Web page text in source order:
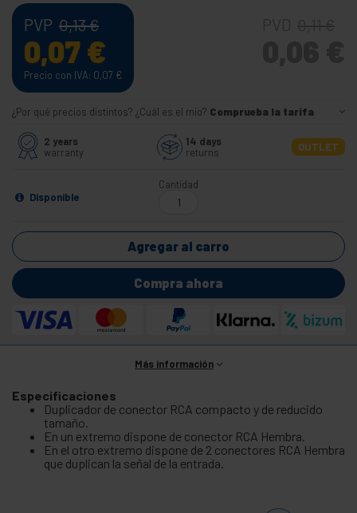
PVP 0,13€
0,07€
Precio con IVA: 0,07 €
¿Por qué precios distintos? ¿Cuál es el mío? Comprueba la tarifa
2 years
warranty
14 days
returns
OUTLET
Disponible
Cantidad
Agregar al carro
Compra ahora
Más información
Especificaciones
Duplicador de conector RCA compacto y de reducido
tamaño.
En un extremo dispone de conector RCA Hembra.
En el otro extremo dispone de 2 conectores RCA Hembra
que duplican la señal de la entrada.